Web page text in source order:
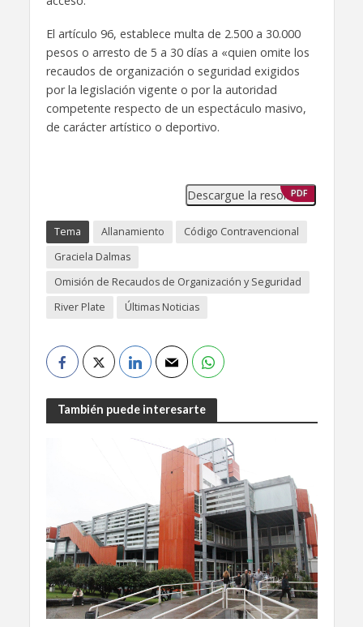
El artículo 96, establece multa de 2.500 a 30.000
pesos o arresto de 5 a 30 días a «quien omite los
recaudos de organización o seguridad exigidos
por la legislación vigente o por la autoridad
competente respecto de un espectáculo masivo,
de carácter artístico o deportivo.
Descargue la resolución
PDF
Tema Allanamiento
Código Contravencional
Graciela Dalmas
Omisión de Recaudos de Organización y Seguridad
River Plate
Últimas Noticias
También puede interesarte